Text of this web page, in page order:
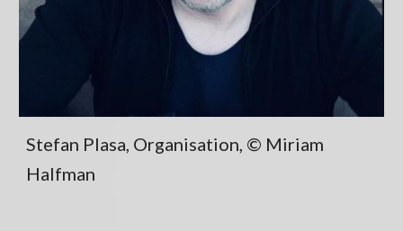
Stefan Plasa, Organisation, © Miriam
Halfman